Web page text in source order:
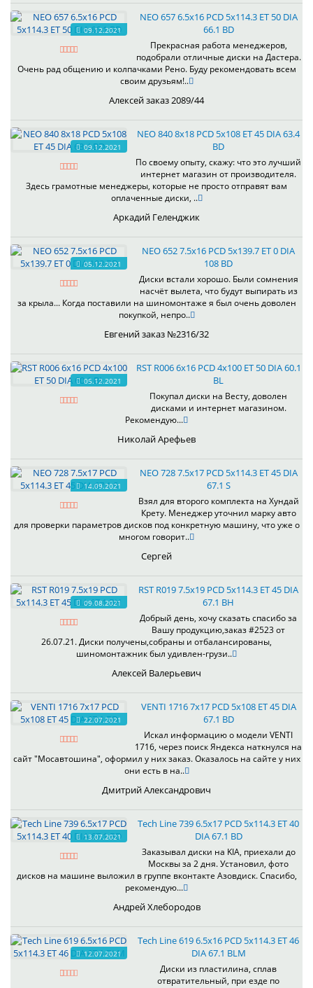
09.12.2021
NEO 657 6.5x16 PCD 5x114.3 ET 50 DIA
66.1 BD
Прекрасная работа менеджеров,
подобрали отличные диски на Дастера.
Очень рад общению и колпачками Рено. Буду рекомендовать всем
своим друзьям!..
Алексей заказ 2089/44
09.12.2021
NEO 840 8x18 PCD 5x108 ET 45 DIA 63.4
BD
По своему опыту, скажу: что это лучший
интернет магазин от производителя.
Здесь грамотные менеджеры, которые не просто отправят вам
оплаченные диски, ..
Аркадий Геленджик
05.12.2021
NEO 652 7.5x16 PCD 5x139.7 ET 0 DIA
108 BD
Диски встали хорошо. Были сомнения
насчёт вылета, что будут выпирать из
за крыла... Когда поставили на шиномонтаже я был очень доволен
покупкой, непро..
Евгений заказ №2316/32
05.12.2021
RST R006 6x16 PCD 4x100 ET 50 DIA 60.1
BL
Покупал диски на Весту, доволен
дисками и интернет магазином.
Рекомендую...
Николай Арефьев
14.09.2021
NEO 728 7.5x17 PCD 5x114.3 ET 45 DIA
67.1 S
Взял для второго комплекта на Хундай
Крету. Менеджер уточнил марку авто
для проверки параметров дисков под конкретную машину, что уже о
многом говорит..
Сергей
09.08.2021
RST R019 7.5x19 PCD 5x114.3 ET 45 DIA
67.1 BH
Добрый день, хочу сказать спасибо за
Вашу продукцию,заказ #2523 от
26.07.21. Диски получены,собраны и отбалансированы,
шиномонтажник был удивлен-грузи..
Алексей Валерьевич
22.07.2021
VENTI 1716 7x17 PCD 5x108 ET 45 DIA
67.1 BD
Искал информацию о модели VENTI
1716, через поиск Яндекса наткнулся на
сайт "Мосавтошина", оформил у них заказ. Оказалось на сайте у них
они есть в на..
Дмитрий Александрович
13.07.2021
Tech Line 739 6.5x17 PCD 5x114.3 ET 40
DIA 67.1 BD
Заказывал диски на KIA, приехали до
Москвы за 2 дня. Установил, фото
дисков на машине выложил в группе вконтакте Азовдиск. Спасибо,
рекомендую...
Андрей Хлебородов
12.07.2021
Tech Line 619 6.5x16 PCD 5x114.3 ET 46
DIA 67.1 BLM
Диски из пластилина, сплав
отвратительный, при езде по